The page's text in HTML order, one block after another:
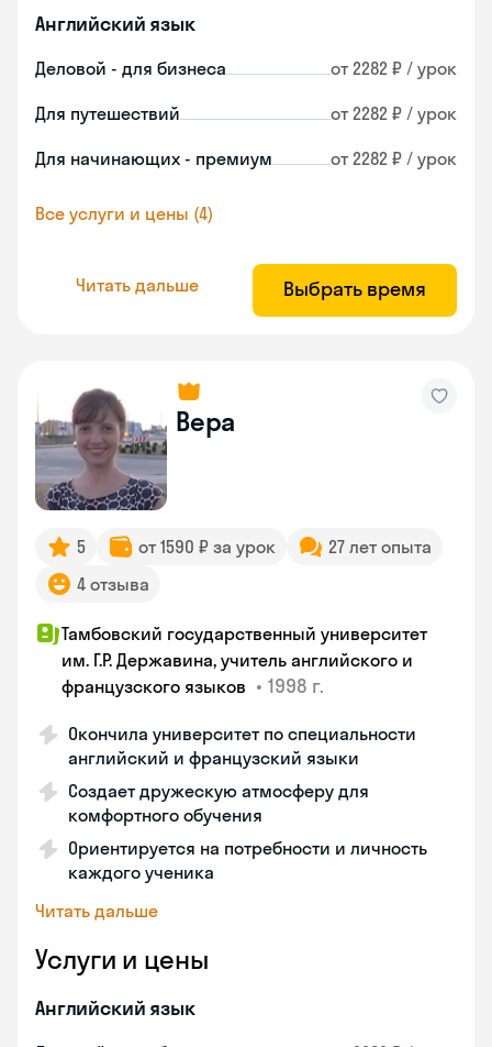
Английский язык
Деловой - для бизнеса от 2282 ₽ / урок
Для путешествий от 2282 ₽ / урок
Для начинающих - премиум от 2282 ₽ / урок
Все услуги и цены (4)
Читать дальше Выбрать время
Вера
5 от 1590 ₽ за урок
27 лет опыта
4 отзыва
Тамбовский государственный университет
им. Г.Р. Державина, учитель английского и
французского языков • 1998 г.
Окончила университет по специальности
английский и французский языки
Создает дружескую атмосферу для
комфортного обучения
Ориентируется на потребности и личность
каждого ученика
Читать дальше
Услуги и цены
Английский язык